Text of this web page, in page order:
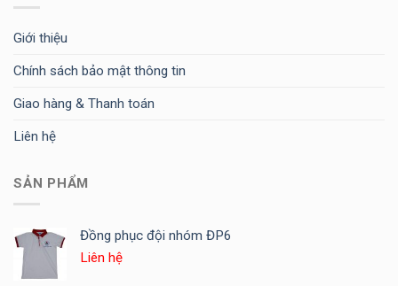
Giới thiệu
Chính sách bảo mật thông tin
Giao hàng & Thanh toán
Liên hệ
SẢN PHẨM
Đồng phục đội nhóm ĐP6
Liên hệ